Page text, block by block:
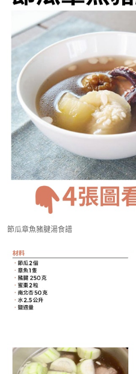
節瓜章魚豬腱湯食譜